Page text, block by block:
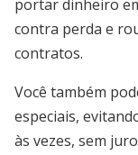
portar dinheiro
contra perda e
contratos.
Você também
especiais,
às vezes, sem